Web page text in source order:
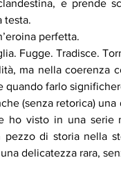
e prende
testa.
perfetta.
Fugge. Tradisce.
ma nella coerenza
quando farlo
(senza retorica)
ho visto in una serie
pezzo di storia nella
delicatezza rara,